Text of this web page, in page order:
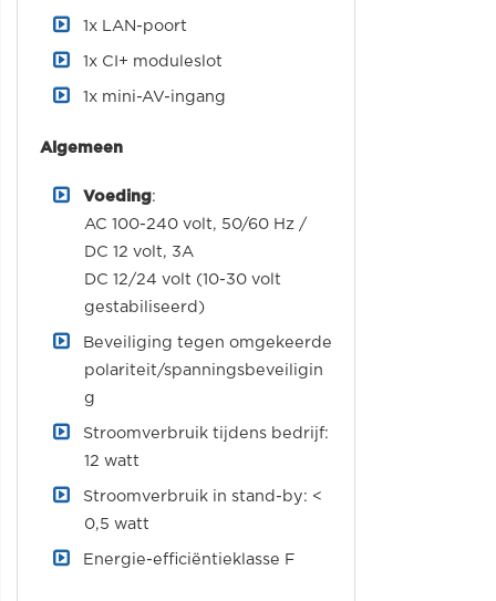
1x LAN-poort
1x CI+ moduleslot
1x mini-AV-ingang
Algemeen
Voeding:
AC 100-240 volt, 50/60 Hz /
DC 12 volt, 3A
DC 12/24 volt (10-30 volt
gestabiliseerd)
Beveiliging tegen omgekeerde
polariteit/spanningsbeveiligin
g
Stroomverbruik tijdens bedrijf:
12 watt
Stroomverbruik in stand-by: <
0,5 watt
Energie-efficiëntieklasse F